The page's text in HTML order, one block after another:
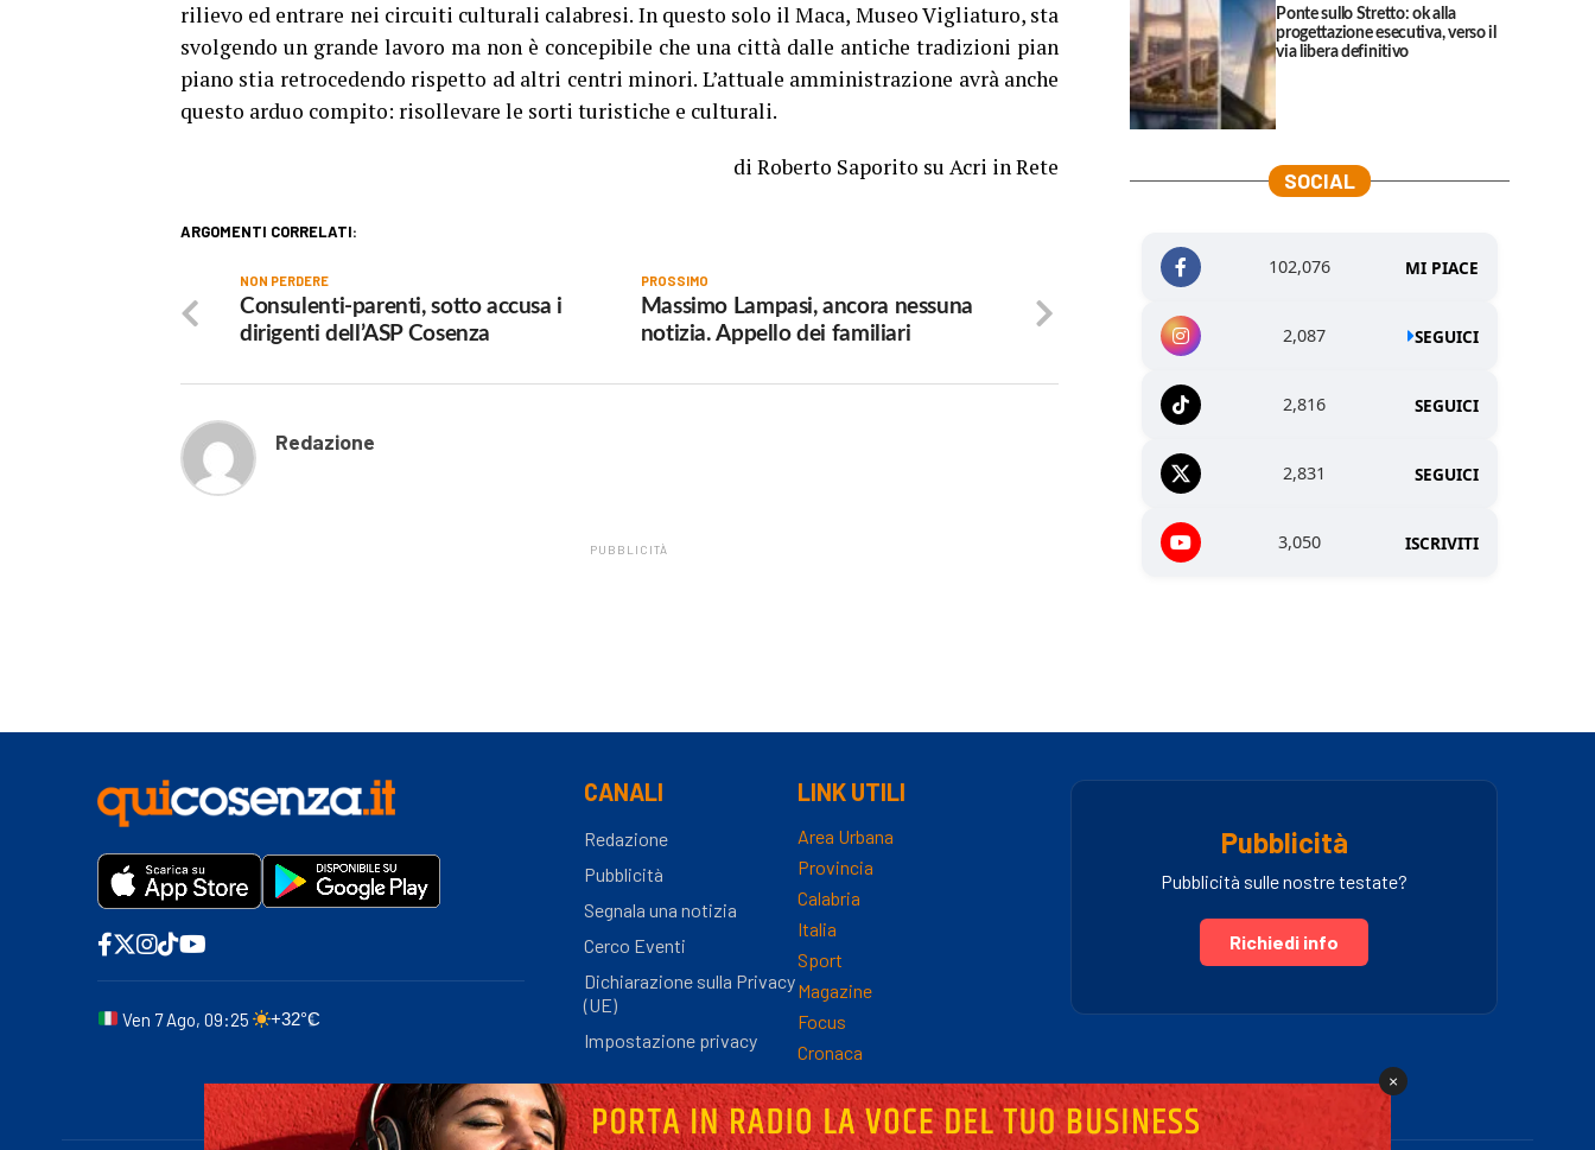
rilievo ed entrare nei circuiti culturali calabresi. In questo solo il Maca, Museo Vigliaturo, sta
svolgendo un grande lavoro ma non è concepibile che una città dalle antiche tradizioni pian
piano stia retrocedendo rispetto ad altri centri minori. L’attuale amministrazione avrà anche
questo arduo compito: risollevare le sorti turistiche e culturali.
di Roberto Saporito su Acri in Rete
ARGOMENTI CORRELATI:
PROSSIMO
Massimo Lampasi, ancora nessuna
notizia. Appello dei familiari
NON PERDERE
Consulenti-parenti, sotto accusa i
dirigenti dell’ASP Cosenza
Redazione
PUBBLICITÀ
Ponte sullo Stretto: ok alla
progettazione esecutiva, verso il
via libera definitivo
SOCIAL
102,076 MI PIACE
2,087 SEGUICI
2,816 SEGUICI
2,831 SEGUICI
3,050 ISCRIVITI
Ven 7 Ago, 09:25 +32°C
CANALI
Redazione
Pubblicità
Segnala una notizia
Cerco Eventi
Dichiarazione sulla Privacy
(UE)
Impostazione privacy
LINK UTILI
Area Urbana
Provincia
Calabria
Italia
Sport
Magazine
Focus
Cronaca
Pubblicità
Pubblicità sulle nostre testate?
Richiedi info
×